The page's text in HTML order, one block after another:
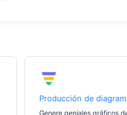
Producción de
Genere geniales gráficos